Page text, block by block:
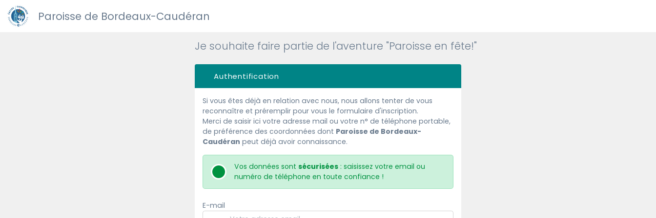
Paroisse de Bordeaux-Caudéran
Je souhaite faire partie de l'aventure "Paroisse en fête!"
Authentification
Si vous êtes déjà en relation avec nous, nous allons tenter de vous
reconnaître et préremplir pour vous le formulaire d'inscription.
Merci de saisir ici votre adresse mail ou votre n° de téléphone portable,
de préférence des coordonnées dont Paroisse de Bordeaux-
Caudéran peut déjà avoir connaissance.
Vos données sont sécurisées: saisissez votre email ou
numéro de téléphone en toute confiance !
E-mail